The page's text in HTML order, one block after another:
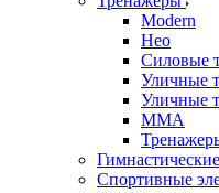
Modern
Нео
Силовые
Уличные
Уличные
ММА
Спортивные